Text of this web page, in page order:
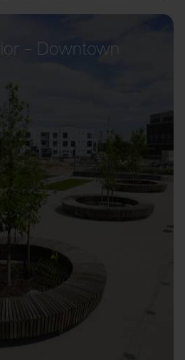
– Downtown